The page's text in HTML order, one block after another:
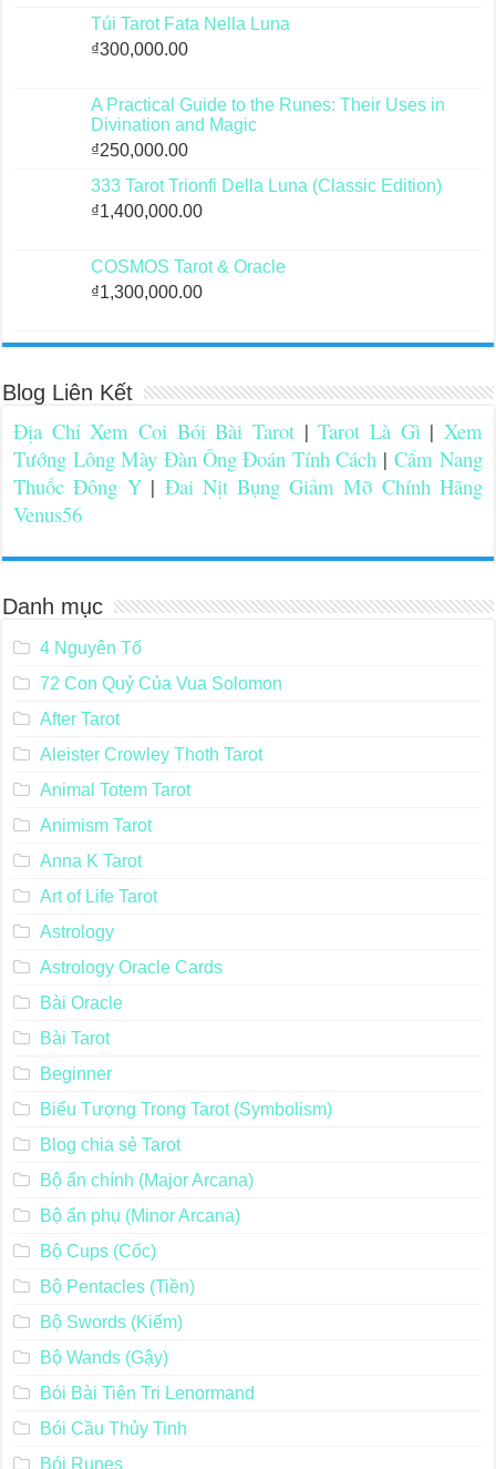
Túi Tarot Fata Nella Luna
₫300,000.00
A Practical Guide to the Runes: Their Uses in
Divination and Magic
₫250,000.00
333 Tarot Trionfi Della Luna (Classic Edition)
₫1,400,000.00
COSMOS Tarot & Oracle
₫1,300,000.00
Blog Liên Kết
Địa Chỉ Xem Coi Bói Bài Tarot |Tarot Là Gì | Xem
Tướng Lông Mày Đàn Ông Đoán Tính Cách |Cẩm Nang
Thuốc Đông Y| Đai Nịt Bụng Giảm Mỡ Chính Hãng
Venus56
Danh mục
4 Nguyên Tố
72 Con Quỷ Của Vua Solomon
After Tarot
Aleister Crowley Thoth Tarot
Animal Totem Tarot
Animism Tarot
Anna K Tarot
Art of Life Tarot
Astrology
Astrology Oracle Cards
Bài Oracle
Bài Tarot
Beginner
Biểu Tượng Trong Tarot (Symbolism)
Blog chia sẻ Tarot
Bộ ẩn chính (Major Arcana)
Bộ ẩn phụ (Minor Arcana)
Bộ Cups (Cốc)
Bộ Pentacles (Tiền)
Bộ Swords (Kiếm)
Bộ Wands (Gậy)
Bói Bài Tiên Tri Lenormand
Bói Cầu Thủy Tinh
Bói Runes